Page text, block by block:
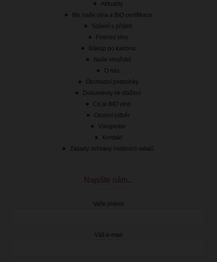
Aktuality
My, naše vína a BIO certifikace
Sdílení s přáteli
Firemní víno
Nákup po kartonu
Naše vinařství
O nás
Obchodní podmínky
Dokumenty ke stažení
Co je BIO víno
Osobní odběr
Vínopedie
Kontakt
Zásady ochrany osobních údajů
Napište nám...
Vaše jméno
Váš e-mail